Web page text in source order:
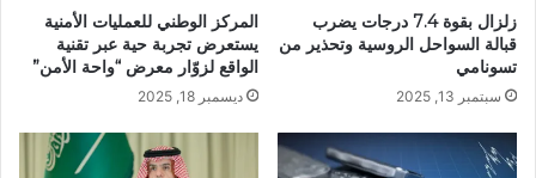
زلزال بقوة 7.4 درجات يضرب
قبالة السواحل الروسية وتحذير من
تسونامي
سبتمبر 13, 2025
المركز الوطني للعمليات الأمنية
يستعرض تجربة حية عبر تقنية
الواقع لزوّار معرض “واحة الأمن”
ديسمبر 18, 2025